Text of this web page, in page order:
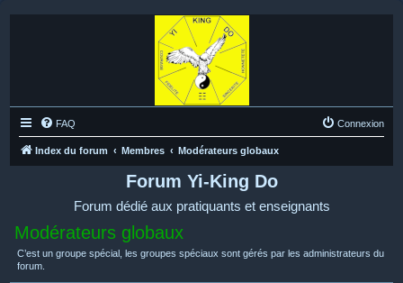
FAQ Connexion
Index du forum Membres Modérateurs globaux
Forum Yi-King Do
Forum dédié aux pratiquants et enseignants
Modérateurs globaux
C’est un groupe spécial, les groupes spéciaux sont gérés par les administrateurs du
forum.